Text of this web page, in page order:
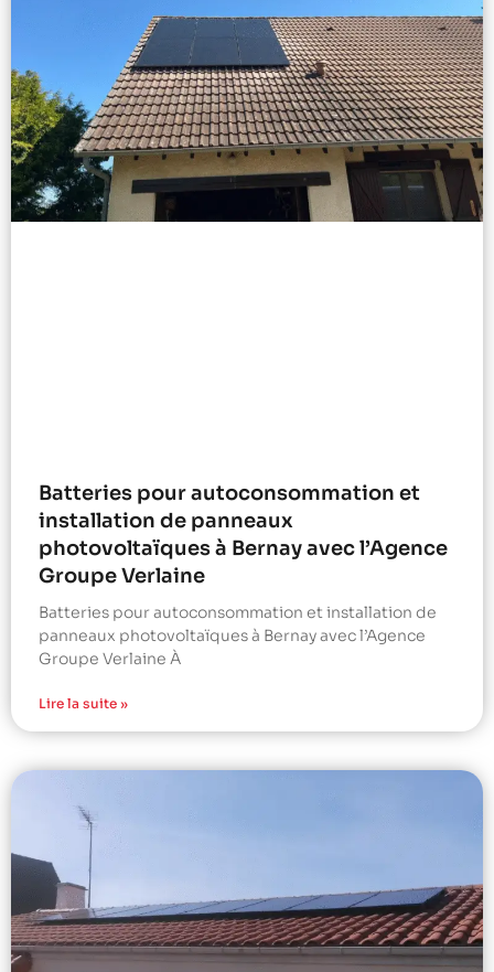
Batteries pour autoconsommation et
installation de panneaux
photovoltaïques à Bernay avec l’Agence
Groupe Verlaine
Batteries pour autoconsommation et installation de
panneaux photovoltaïques à Bernay avec l’Agence
Groupe Verlaine À
Lire la suite »